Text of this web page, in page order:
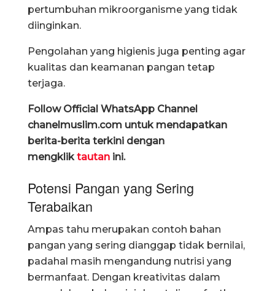
pertumbuhan mikroorganisme yang tidak
diinginkan.
Pengolahan yang higienis juga penting agar
kualitas dan keamanan pangan tetap
terjaga.
Follow Official WhatsApp Channel
chanelmuslim.com untuk mendapatkan
berita-berita terkini dengan
mengkliktautan ini.
Potensi Pangan yang Sering
Terabaikan
Ampas tahu merupakan contoh bahan
pangan yang sering dianggap tidak bernilai,
padahal masih mengandung nutrisi yang
bermanfaat. Dengan kreativitas dalam